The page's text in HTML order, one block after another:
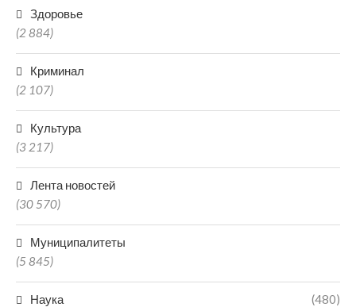
Здоровье
(2 884)
Криминал
(2 107)
Культура
(3 217)
Лента новостей
(30 570)
Муниципалитеты
(5 845)
Наука (480)